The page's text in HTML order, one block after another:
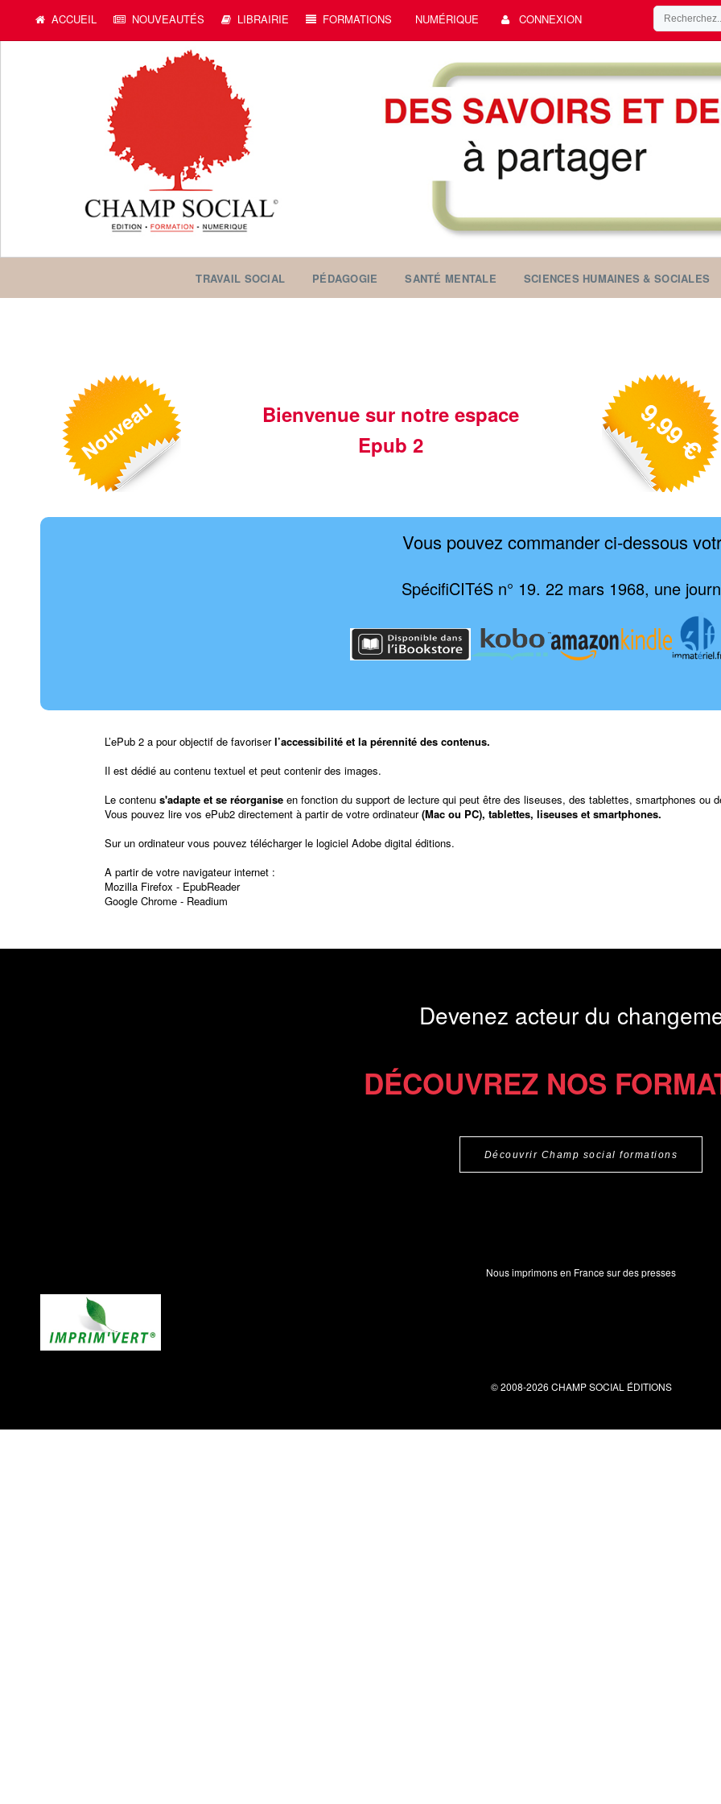
ACCUEIL NOUVEAUTÉS LIBRAIRIE FORMATIONS NUMÉRIQUE CONNEXION
TRAVAIL SOCIAL PÉDAGOGIE SANTÉ MENTALE SCIENCES HUMAINES & SOCIALES
Bienvenue sur notre espace
Epub 2
Vous pouvez commander ci-dessous
SpécifiCITéS n° 19. 22 mars 1968, une
L’ePub 2 a pour objectif de favoriserl’accessibilité et la pérennité des contenus.
Il est dédié au contenu textuel et peut contenir des images.
Le contenu s'adapte et se réorganise en fonction du support de lecture qui peut être des liseuses, des tablettes, smartphones ou
Vous pouvez lire vos ePub2 directement à partir de votre ordinateur(Mac ou PC), tablettes, liseuses et smartphones.
Sur un ordinateur vous pouvez télécharger le logiciel Adobe digital éditions.
A partir de votre navigateur internet :
Mozilla Firefox - EpubReader
Google Chrome - Readium
Devenez acteur du
DÉCOUVREZ NOS
Découvrir Champ social formations
Nous imprimons en France sur des presses
© 2008-2026 CHAMP SOCIAL ÉDITIONS